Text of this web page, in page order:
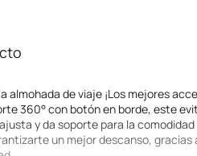
almohada de viaje ¡Los mejores
360° con botón en borde, este
y da soporte para la
un mejor descanso, gracias